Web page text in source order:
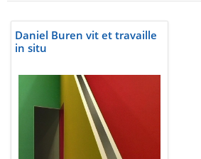
Daniel Buren vit et travaille
in situ